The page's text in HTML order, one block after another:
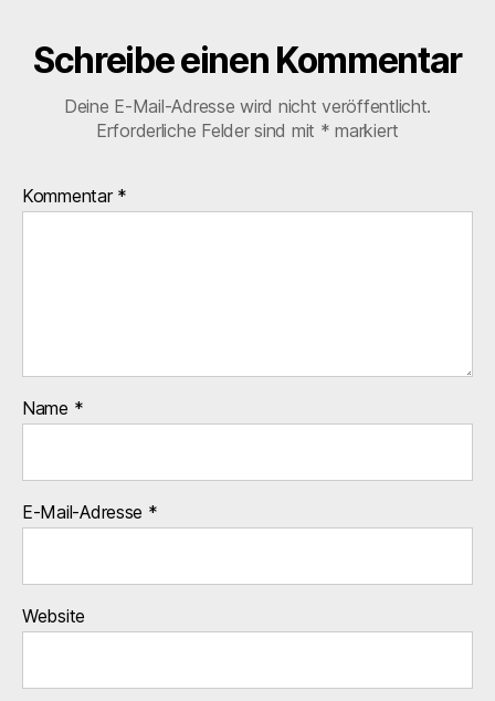
Schreibe einen Kommentar
Deine E-Mail-Adresse wird nicht veröffentlicht.
Erforderliche Felder sind mit * markiert
Kommentar *
Name *
E-Mail-Adresse *
Website